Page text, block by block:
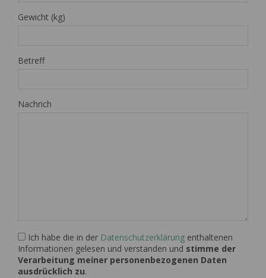
Gewicht (kg)
Betreff
Nachrich
Ich habe die in der Datenschutzerklärung enthaltenen
Informationen gelesen und verstanden und stimme der
Verarbeitung meiner personenbezogenen Daten
ausdrücklich zu.